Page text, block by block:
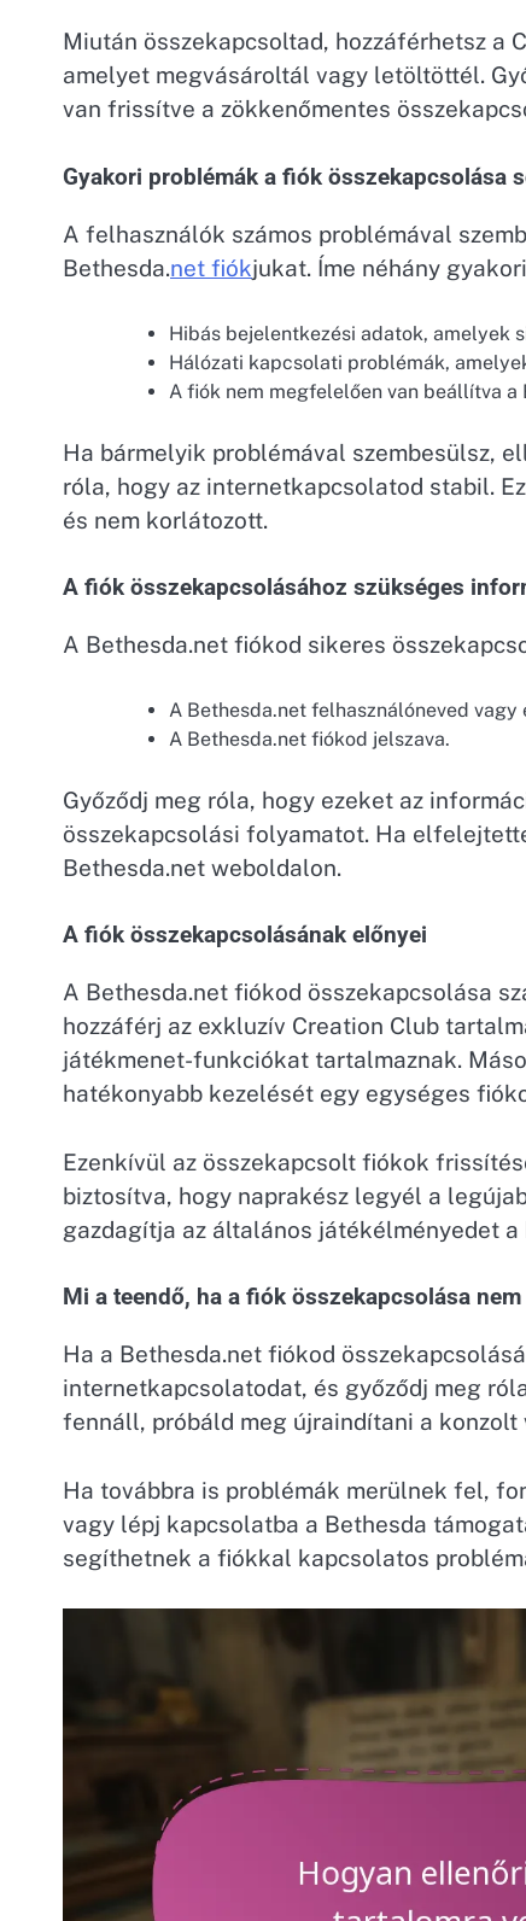
Miután összekapcsoltad, hozzáférhetsz a
amelyet megvásároltál vagy letöltöttél.
van frissítve a zökkenőmentes
Gyakori problémák a fiók összekapcsolása
A felhasználók számos problémával
Bethesda.net fiókjukat. Íme néhány
Hibás bejelentkezési adatok, amelyek
Hálózati kapcsolati problémák,
A fiók nem megfelelően van beállítva a
Ha bármelyik problémával szembesülsz,
róla, hogy az internetkapcsolatod stabil.
és nem korlátozott.
A fiók összekapcsolásához szükséges
A Bethesda.net fiókod sikeres
A Bethesda.net felhasználóneved vagy
A Bethesda.net fiókod jelszava.
Győződj meg róla, hogy ezeket az
összekapcsolási folyamatot. Ha
Bethesda.net weboldalon.
A fiók összekapcsolásának előnyei
A Bethesda.net fiókod összekapcsolása
hozzáférj az exkluzív Creation Club
játékmenet-funkciókat tartalmaznak.
hatékonyabb kezelését egy egységes
Ezenkívül az összekapcsolt fiókok
biztosítva, hogy naprakész legyél a
gazdagítja az általános játékélményedet
Mi a teendő, ha a fiók összekapcsolása
Ha a Bethesda.net fiókod
internetkapcsolatodat, és győződj meg
fennáll, próbáld meg újraindítani a konzolt
Ha továbbra is problémák merülnek fel,
vagy lépj kapcsolatba a Bethesda
segíthetnek a fiókkal kapcsolatos